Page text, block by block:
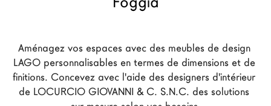
News
Press
Catalogues
Aménagez vos espaces avec des meubles de design
LAGO personnalisables en termes de dimensions et de
finitions. Concevez avec l'aide des designers d'intérieur
de LOCURCIO GIOVANNI & C. S.N.C. des solutions